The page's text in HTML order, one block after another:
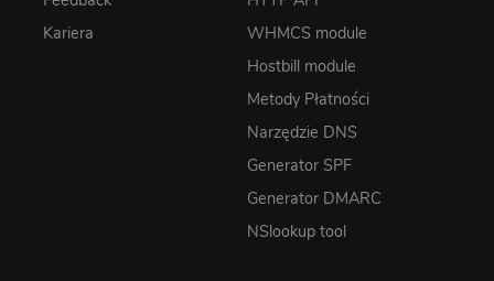
Kariera
WHMCS module
Hostbill module
Metody Płatności
Narzędzie DNS
Generator SPF
Generator DMARC
NSlookup tool